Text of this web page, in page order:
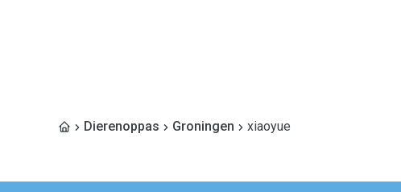
Dierenoppas Groningen xiaoyue